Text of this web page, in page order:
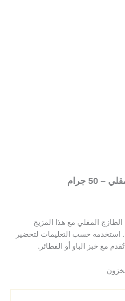
جرام
المقلي مع هذا المزيج
استخدمه حسب التعليمات لتحضير
مع خبز الباو أو الفطائر.